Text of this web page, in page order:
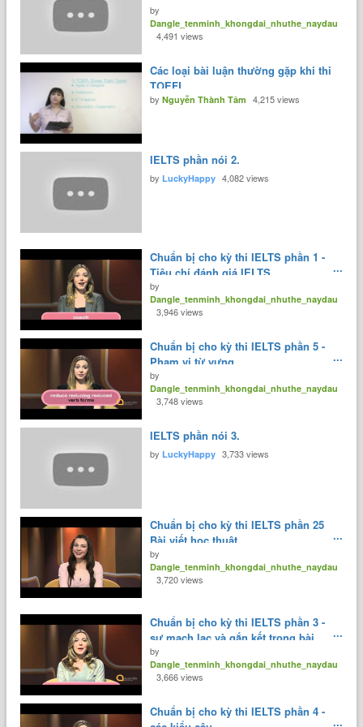
hơn.
by
Dangle_tenminh_khongdai_nhuthe_naydau
4,491 views
Các loại bài luận thường gặp khi thi
TOEFL
byNguyễn Thành Tâm 4,215 views
IELTS phần nói 2.
by LuckyHappy 4,082 views
Chuẩn bị cho kỳ thi IELTS phần 1 -
Tiêu chí đánh giá IELTS.
by
Dangle_tenminh_khongdai_nhuthe_naydau
3,946 views
Chuẩn bị cho kỳ thi IELTS phần 5 -
Phạm vi từ vựng.
by
Dangle_tenminh_khongdai_nhuthe_naydau
3,748 views
IELTS phần nói 3.
by LuckyHappy 3,733 views
Chuẩn bị cho kỳ thi IELTS phần 25
Bài viết học thuật.
by
Dangle_tenminh_khongdai_nhuthe_naydau
3,720 views
Chuẩn bị cho kỳ thi IELTS phần 3 -
sự mạch lạc và gắn kết trong bài
biết.
by
Dangle_tenminh_khongdai_nhuthe_naydau
3,666 views
Chuẩn bị cho kỳ thi IELTS phần 4 -